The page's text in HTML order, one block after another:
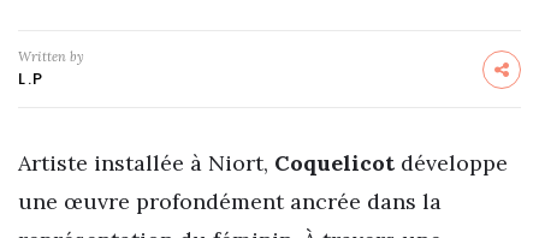
Written by
L.P
Artiste installée à Niort, Coquelicot développe
une œuvre profondément ancrée dans la